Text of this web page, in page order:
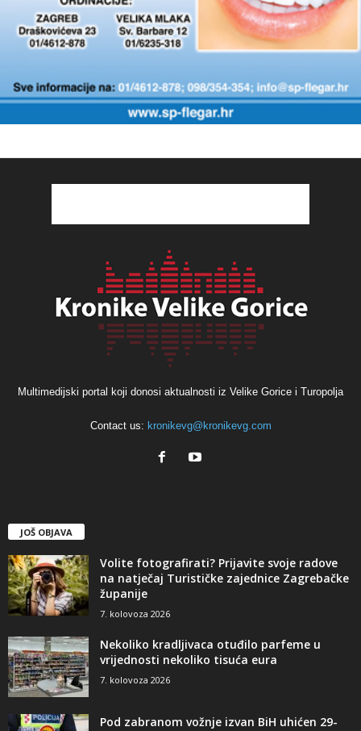
Multimedijski portal koji donosi aktualnosti iz Velike Gorice i Turopolja
Contact us: kronikevg@kronikevg.com
JOŠ OBJAVA
Volite fotografirati? Prijavite svoje radove
na natječaj Turističke zajednice Zagrebačke
županije
7. kolovoza 2026
Nekoliko kradljivaca otuđilo parfeme u
vrijednosti nekoliko tisuća eura
7. kolovoza 2026
Pod zabranom vožnje izvan BiH uhićen 29-